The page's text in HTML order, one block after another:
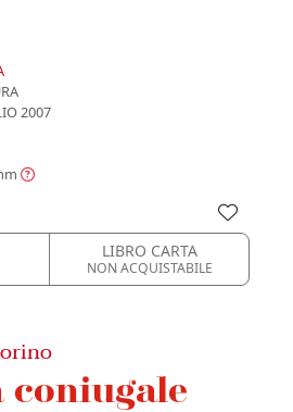
2007
LIBRO CARTA
NON ACQUISTABILE
coniugale